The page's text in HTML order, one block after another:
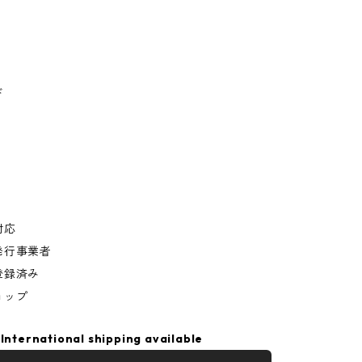
応
事業者
済み
ップ
International shipping available